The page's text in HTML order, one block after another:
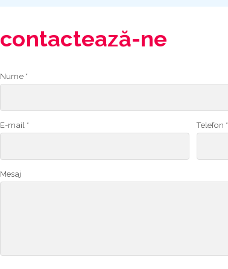
contactează-ne
Nume *
E-mail * Telefon *
Mesaj